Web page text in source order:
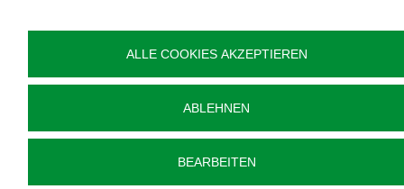
Impressum
Barrierefreiheit
ALLE COOKIES AKZEPTIEREN
ABLEHNEN
BEARBEITEN